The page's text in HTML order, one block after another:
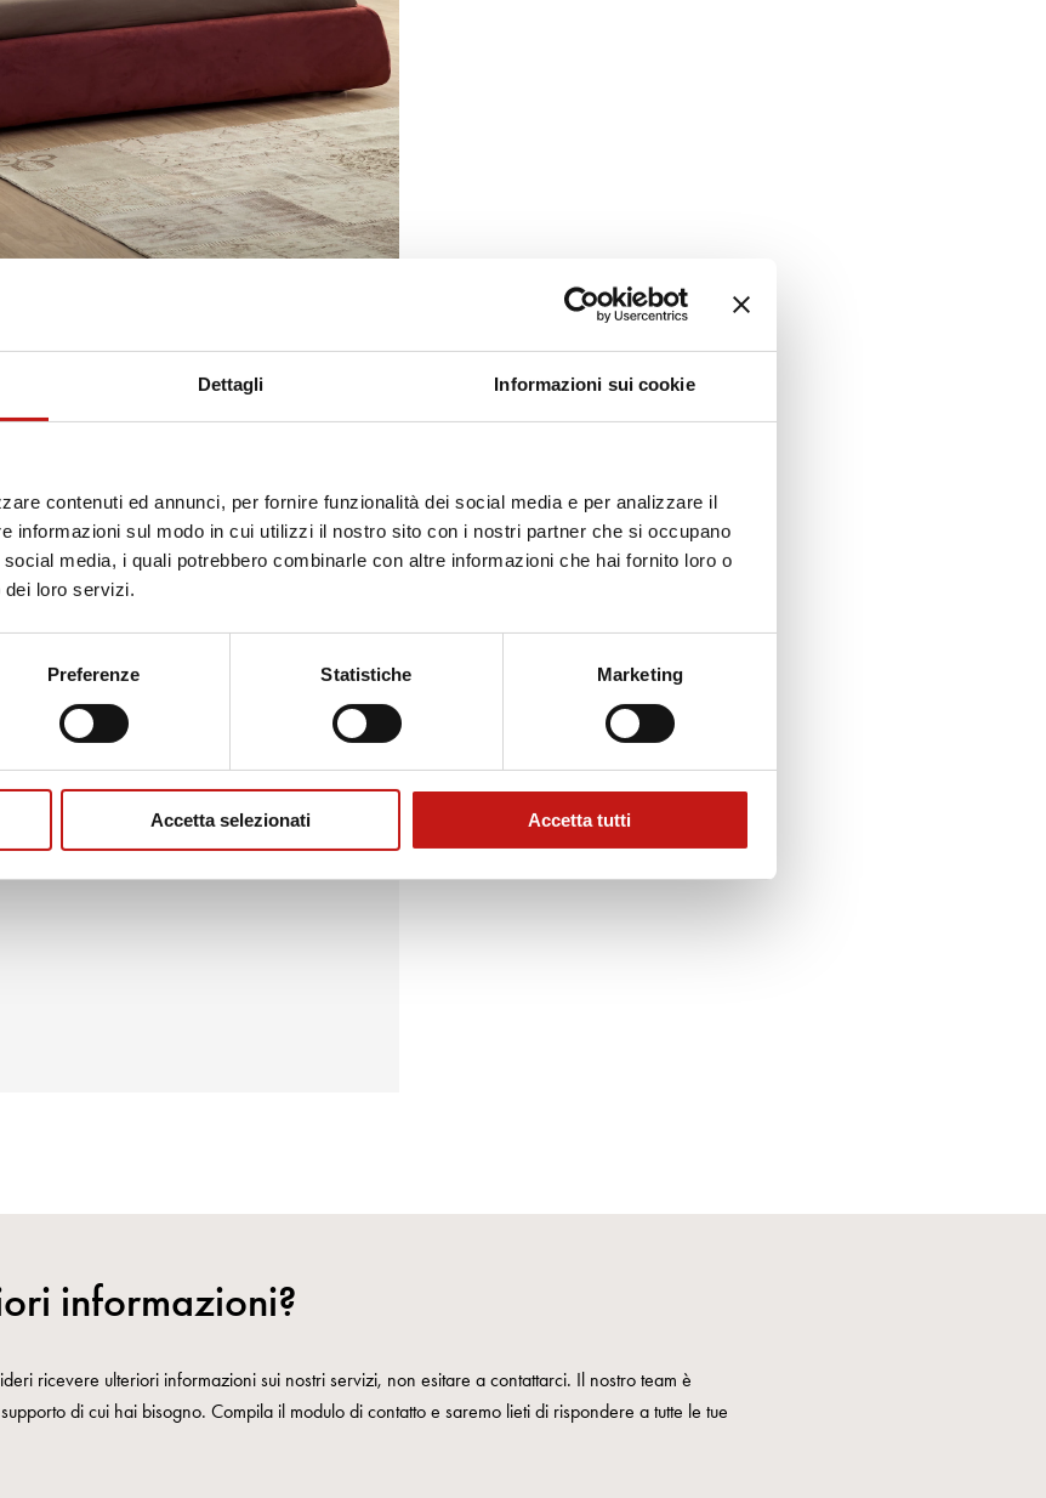
Dettagli Informazioni sui cookie
contenuti ed annunci, per fornire funzionalità dei social media e per analizzare il
informazioni sul modo in cui utilizzi il nostro sito con i nostri partner che si occupano
media, i quali potrebbero combinarle con altre informazioni che hai fornito loro o
loro servizi.
Preferenze Statistiche Marketing
Accetta selezionati Accetta tutti
informazioni?
ricevere ulteriori informazioni sui nostri servizi, non esitare a contattarci. Il nostro team è
di cui hai bisogno. Compila il modulo di contatto e saremo lieti di rispondere a tutte le tue